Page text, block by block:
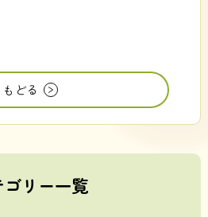
もどる
ゴリー一覧